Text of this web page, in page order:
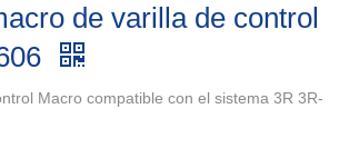
de varilla de control
Macro compatible con el sistema 3R 3R-